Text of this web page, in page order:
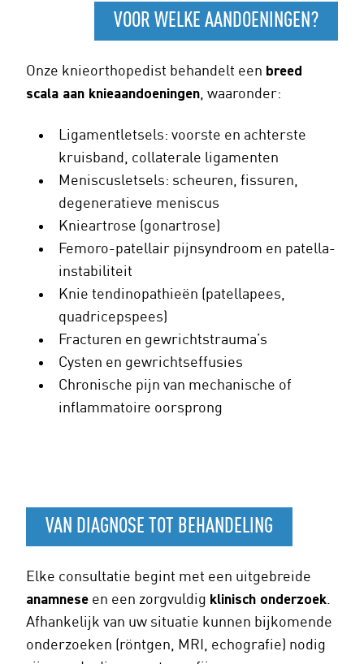
VOOR WELKE AANDOENINGEN?
Onze knieorthopedist behandelt een breed
scala aan knieaandoeningen, waaronder:
Ligamentletsels: voorste en achterste
kruisband, collaterale ligamenten
Meniscusletsels: scheuren, fissuren,
degeneratieve meniscus
Knieartrose (gonartrose)
Femoro-patellair pijnsyndroom en patella-
instabiliteit
Knie tendinopathieën (patellapees,
quadricepspees)
Fracturen en gewrichtstrauma’s
Cysten en gewrichtseffusies
Chronische pijn van mechanische of
inflammatoire oorsprong
VAN DIAGNOSE TOT BEHANDELING
Elke consultatie begint met een uitgebreide
anamnese en een zorgvuldig klinisch onderzoek
Afhankelijk van uw situatie kunnen bijkomende
onderzoeken (röntgen, MRI, echografie) nodig